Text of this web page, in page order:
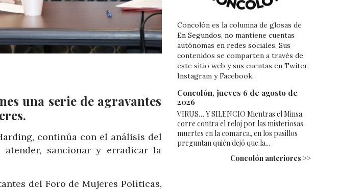
una serie de agravantes
continúa con el análisis del
sancionar y erradicar la
del Foro de Mujeres Políticas,
Concolón es la columna de glosas de
En Segundos, no mantiene cuentas
autónomas en redes sociales. Sus
contenidos se comparten a través de
este sitio web y sus cuentas en Twiter,
Instagram y Facebook.
Concolón, jueves 6 de agosto de
2026
VIRUS… Y SILENCIO Mientras el Minsa
corre contra el reloj por las misteriosas
muertes en la comarca, en los pasillos
preguntan quién dejó que la...
Concolón anteriores >>